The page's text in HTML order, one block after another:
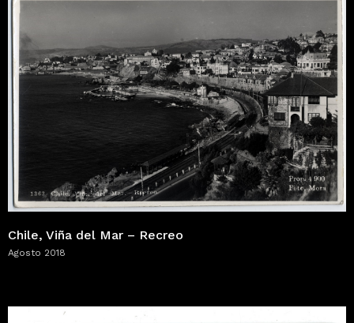
Chile, Viña del Mar – Recreo
Agosto 2018